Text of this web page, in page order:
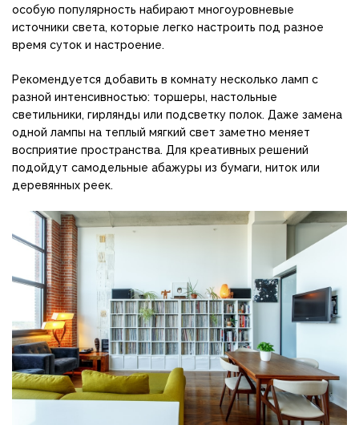
особую популярность набирают многоуровневые
источники света, которые легко настроить под разное
время суток и настроение.
Рекомендуется добавить в комнату несколько ламп с
разной интенсивностью: торшеры, настольные
светильники, гирлянды или подсветку полок. Даже замена
одной лампы на теплый мягкий свет заметно меняет
восприятие пространства. Для креативных решений
подойдут самодельные абажуры из бумаги, ниток или
деревянных реек.